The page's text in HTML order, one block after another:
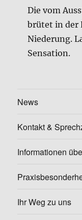
Die vom
brütet in der
Niederung.
Sensation.
News
Kontakt &
Informationen
Ihr Weg zu uns